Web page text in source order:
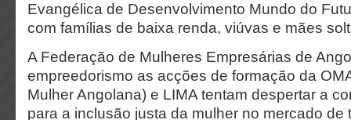
Evangélica de Desenvolvimento Mundo do
com famílias de baixa renda, viúvas e mães
A Federação de Mulheres Empresárias de
empreedorismo as acções de formação da
Mulher Angolana) e LIMA tentam despertar a
para a inclusão justa da mulher no mercado de